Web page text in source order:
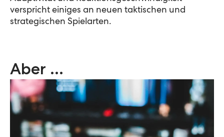
verspricht einiges an neuen taktischen und
strategischen Spielarten.
Aber …